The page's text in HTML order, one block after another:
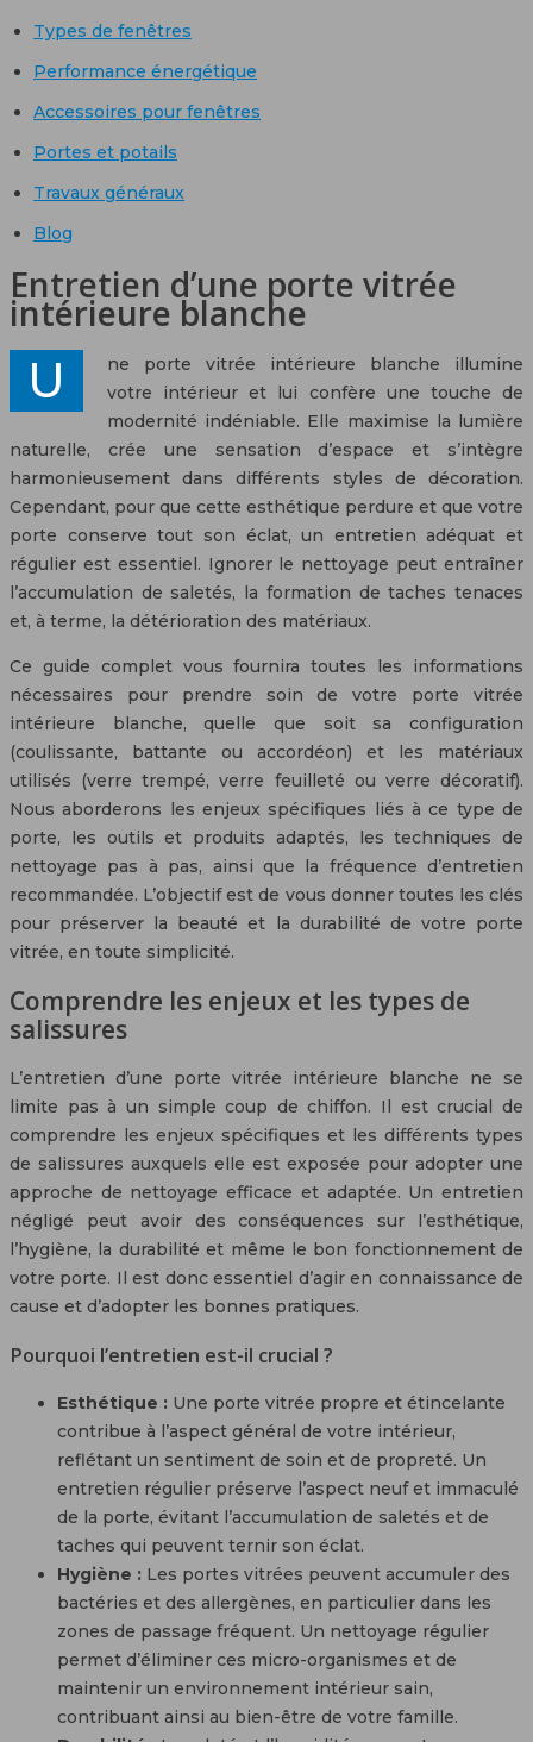
Types de fenêtres
Performance énergétique
Accessoires pour fenêtres
Portes et potails
Travaux généraux
Blog
Entretien d’une porte vitrée
intérieure blanche
Une porte vitrée intérieure blanche illumine
votre intérieur et lui confère une touche de
modernité indéniable. Elle maximise la lumière
naturelle, crée une sensation d’espace et s’intègre
harmonieusement dans différents styles de décoration.
Cependant, pour que cette esthétique perdure et que votre
porte conserve tout son éclat, un entretien adéquat et
régulier est essentiel. Ignorer le nettoyage peut entraîner
l’accumulation de saletés, la formation de taches tenaces
et, à terme, la détérioration des matériaux.
Ce guide complet vous fournira toutes les informations
nécessaires pour prendre soin de votre porte vitrée
intérieure blanche, quelle que soit sa configuration
(coulissante, battante ou accordéon) et les matériaux
utilisés (verre trempé, verre feuilleté ou verre décoratif).
Nous aborderons les enjeux spécifiques liés à ce type de
porte, les outils et produits adaptés, les techniques de
nettoyage pas à pas, ainsi que la fréquence d’entretien
recommandée. L’objectif est de vous donner toutes les clés
pour préserver la beauté et la durabilité de votre porte
vitrée, en toute simplicité.
Comprendre les enjeux et les types de
salissures
L’entretien d’une porte vitrée intérieure blanche ne se
limite pas à un simple coup de chiffon. Il est crucial de
comprendre les enjeux spécifiques et les différents types
de salissures auxquels elle est exposée pour adopter une
approche de nettoyage efficace et adaptée. Un entretien
négligé peut avoir des conséquences sur l’esthétique,
l’hygiène, la durabilité et même le bon fonctionnement de
votre porte. Il est donc essentiel d’agir en connaissance de
cause et d’adopter les bonnes pratiques.
Pourquoi l’entretien est-il crucial ?
Esthétique : Une porte vitrée propre et étincelante
contribue à l’aspect général de votre intérieur,
reflétant un sentiment de soin et de propreté. Un
entretien régulier préserve l’aspect neuf et immaculé
de la porte, évitant l’accumulation de saletés et de
taches qui peuvent ternir son éclat.
Hygiène : Les portes vitrées peuvent accumuler des
bactéries et des allergènes, en particulier dans les
zones de passage fréquent. Un nettoyage régulier
permet d’éliminer ces micro-organismes et de
maintenir un environnement intérieur sain,
contribuant ainsi au bien-être de votre famille.